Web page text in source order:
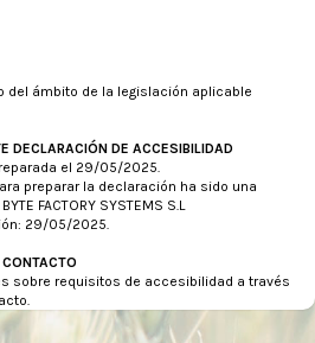
del ámbito de la legislación aplicable
DECLARACIÓN DE ACCESIBILIDAD
el 29/05/2025.
preparar la declaración ha sido una
FACTORY SYSTEMS S.L
29/05/2025.
sobre requisitos de accesibilidad a través